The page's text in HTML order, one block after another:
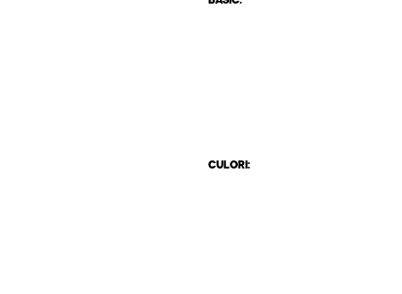
CULORI: